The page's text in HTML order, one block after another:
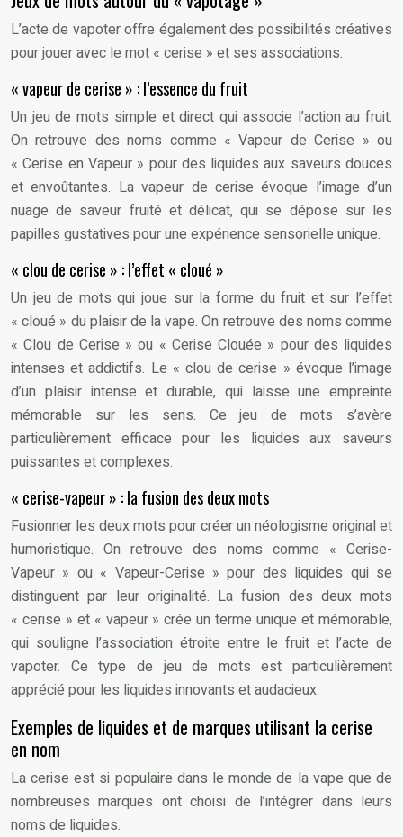
L’acte de vapoter offre également des possibilités créatives
pour jouer avec le mot « cerise » et ses associations.
« vapeur de cerise » : l’essence du fruit
Un jeu de mots simple et direct qui associe l’action au fruit.
On retrouve des noms comme « Vapeur de Cerise » ou
« Cerise en Vapeur » pour des liquides aux saveurs douces
et envoûtantes. La vapeur de cerise évoque l’image d’un
nuage de saveur fruité et délicat, qui se dépose sur les
papilles gustatives pour une expérience sensorielle unique.
« clou de cerise » : l’effet « cloué »
Un jeu de mots qui joue sur la forme du fruit et sur l’effet
« cloué » du plaisir de la vape. On retrouve des noms comme
« Clou de Cerise » ou « Cerise Clouée » pour des liquides
intenses et addictifs. Le « clou de cerise » évoque l’image
d’un plaisir intense et durable, qui laisse une empreinte
mémorable sur les sens. Ce jeu de mots s’avère
particulièrement efficace pour les liquides aux saveurs
puissantes et complexes.
« cerise-vapeur » : la fusion des deux mots
Fusionner les deux mots pour créer un néologisme original et
humoristique. On retrouve des noms comme « Cerise-
Vapeur » ou « Vapeur-Cerise » pour des liquides qui se
distinguent par leur originalité. La fusion des deux mots
« cerise » et « vapeur » crée un terme unique et mémorable,
qui souligne l’association étroite entre le fruit et l’acte de
vapoter. Ce type de jeu de mots est particulièrement
apprécié pour les liquides innovants et audacieux.
Exemples de liquides et de marques utilisant la cerise
en nom
La cerise est si populaire dans le monde de la vape que de
nombreuses marques ont choisi de l’intégrer dans leurs
noms de liquides.